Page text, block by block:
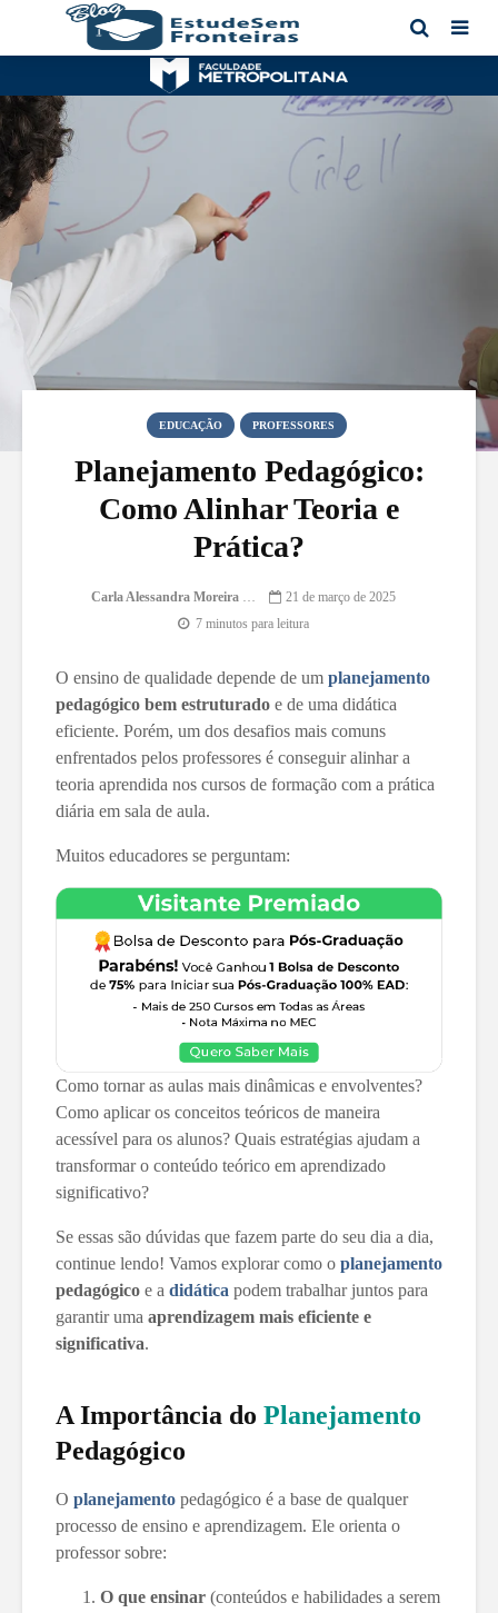
EDUCAÇÃO PROFESSORES
Planejamento Pedagógico:
Como Alinhar Teoria e
Prática?
Carla Alessandra Moreira Damasceno
21 de março de 2025
7 minutos para leitura
O ensino de qualidade depende de um planejamento
pedagógico bem estruturado e de uma didática
eficiente. Porém, um dos desafios mais comuns
enfrentados pelos professores é conseguir alinhar a
teoria aprendida nos cursos de formação com a prática
diária em sala de aula.
Muitos educadores se perguntam:
Como tornar as aulas mais dinâmicas e envolventes?
Como aplicar os conceitos teóricos de maneira
acessível para os alunos? Quais estratégias ajudam a
transformar o conteúdo teórico em aprendizado
significativo?
Se essas são dúvidas que fazem parte do seu dia a dia,
continue lendo! Vamos explorar como o planejamento
pedagógico e a didática podem trabalhar juntos para
garantir uma aprendizagem mais eficiente e
significativa.
A Importância do Planejamento
Pedagógico
O planejamento pedagógico é a base de qualquer
processo de ensino e aprendizagem. Ele orienta o
professor sobre:
O que ensinar (conteúdos e habilidades a serem